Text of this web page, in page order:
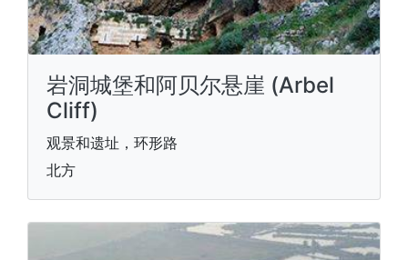
岩洞城堡和阿贝尔悬崖 (Arbel
Cliff)
观景和遗址，环形路
北方